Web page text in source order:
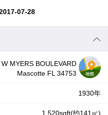
07-28
W MYERS BOULEVARD
Mascotte FL 34753
1930年
1,520sqft(约141㎡)